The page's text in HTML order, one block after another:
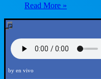
Read More »
by en vivo